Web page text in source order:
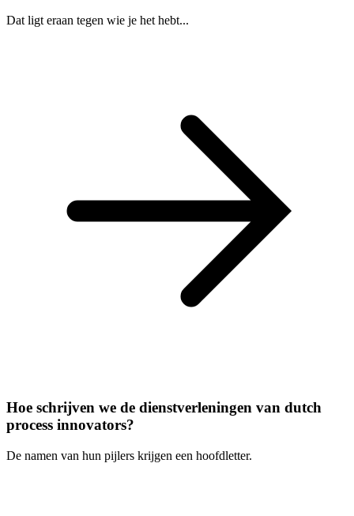
Dat ligt eraan tegen wie je het hebt...
Hoe schrijven we de dienstverleningen van dutch
process innovators?
De namen van hun pijlers krijgen een hoofdletter.